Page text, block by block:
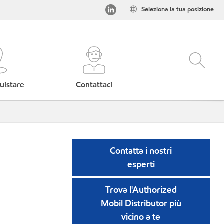
Seleziona la tua posizione
Contattaci
Contatta i nostri
esperti
Trova l'Authorized
Mobil Distributor più
vicino a te